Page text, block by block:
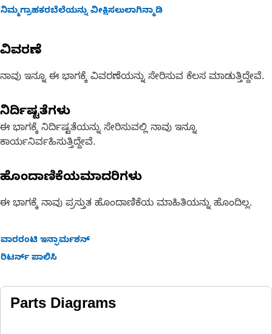
ನಿಮ್ಮಗ್ರಾಹಕರಬೆಲೆಯನ್ನು ವೀಕ್ಷಿಸಲುಲಾಗಿನ್ಮಾಡಿ
ವಿವರಣೆ
ನಾವು ಇನ್ನೂ ಈ ಭಾಗಕ್ಕೆ ವಿವರಣೆಯನ್ನು ಸೇರಿಸುವ ಕೆಲಸ ಮಾಡುತ್ತಿದ್ದೇವೆ.
ನಿರ್ದಿಷ್ಟತೆಗಳು
ಈ ಭಾಗಕ್ಕೆ ನಿರ್ದಿಷ್ಟತೆಯನ್ನು ಸೇರಿಸುವಲ್ಲಿ ನಾವು ಇನ್ನೂ
ಕಾರ್ಯನಿರ್ವಹಿಸುತ್ತಿದ್ದೇವೆ.
ಹೊಂದಾಣಿಕೆಯಮಾದರಿಗಳು
ಈ ಭಾಗಕ್ಕೆ ನಾವು ಪ್ರಸ್ತುತ ಹೊಂದಾಣಿಕೆಯ ಮಾಹಿತಿಯನ್ನು ಹೊಂದಿಲ್ಲ.
ವಾರರಂಟಿ ಇನ್ಫಾರ್ಮಶನ್
ರಿಟರ್ನ್ ಪಾಲಿಸಿ
Parts Diagrams